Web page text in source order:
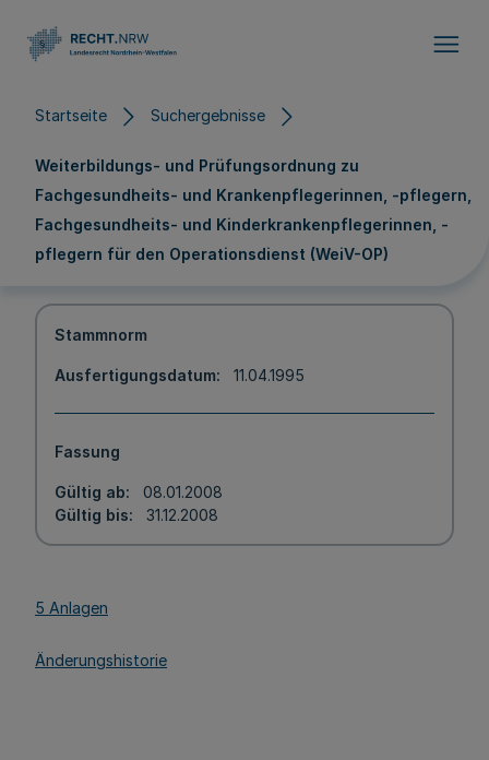
Startseite Suchergebnisse
Weiterbildungs- und Prüfungsordnung zu
Fachgesundheits- und Krankenpflegerinnen, -pflegern,
Fachgesundheits- und Kinderkrankenpflegerinnen, -
pflegern für den Operationsdienst (WeiV-OP)
Stammnorm
Ausfertigungsdatum 11.04.1995
Fassung
Gültig ab
08.01.2008
Gültig bis
31.12.2008
5 Anlagen
Änderungshistorie